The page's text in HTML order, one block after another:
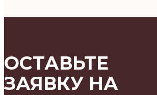
ОСТАВЬТЕ
ЗАЯВКУ НА